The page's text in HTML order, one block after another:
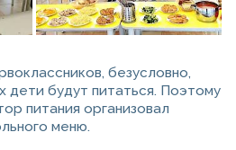
безусловно,
дети будут питаться. Поэтому
питания организовал
меню.